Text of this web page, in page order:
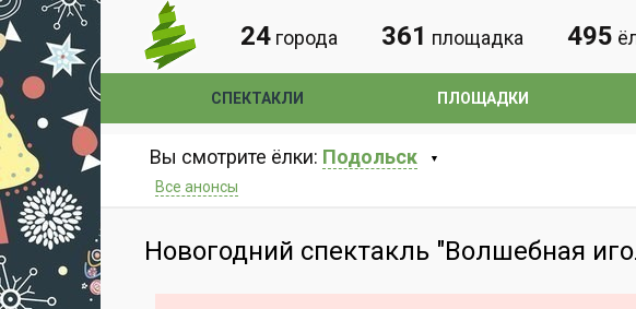
24 города 361 площадка 495
СПЕКТАКЛИ ПЛОЩАДКИ
Вы смотрите ёлки: Подольск
Все анонсы
Новогодний спектакль "Волшебная